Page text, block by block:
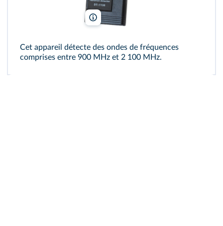
Grandpa/Shutterstock
Cet appareil détecte des ondes de fréquences
comprises entre 900 MHz et 2 100 MHz.